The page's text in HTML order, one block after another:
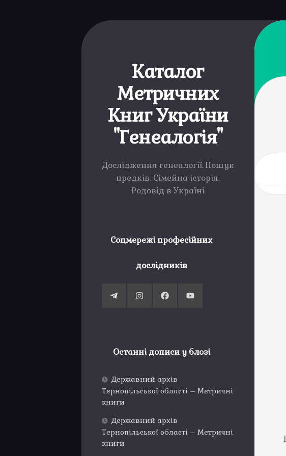
Каталог
Метричних
Книг України
"Генеалогія"
Дослідження генеалогії. Пошук
предків. Сімейна історія.
Родовід в Україні
Соцмережі професійних
дослідників
Останні дописи у блозі
Державний архів
Тернопільської області – Метричні
книги
Державний архів
Тернопільської області – Метричні
книги